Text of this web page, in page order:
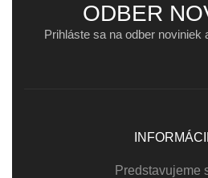
ODBER
Prihláste sa na odber noviniek
Predstavujeme